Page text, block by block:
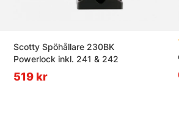
Scotty Spöhållare 230BK
Powerlock inkl. 241 & 242
519 kr